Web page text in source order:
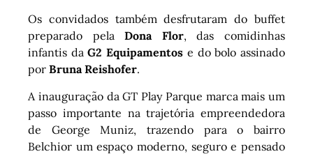
Os convidados também desfrutaram do buffet
preparado pelaDona Flor, das comidinhas
infantis daG2 Equipamentos e do bolo assinado
por Bruna Reishofer.
A inauguração da GT Play Parque marca mais um
passo importante na trajetória empreendedora
de George Muniz, trazendo para o bairro
Belchior um espaço moderno, seguro e pensado